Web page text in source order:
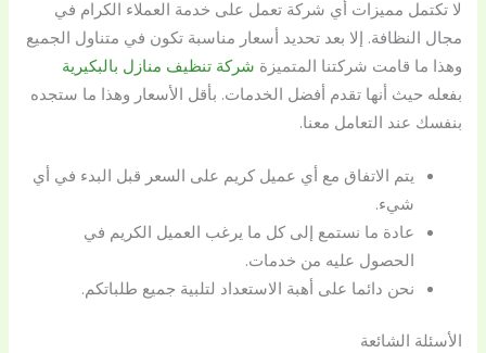
لا تكتمل مميزات أي شركة تعمل على خدمة العملاء الكرام في
مجال النظافة. إلا بعد تحديد أسعار مناسبة تكون في متناول الجميع
وهذا ما قامت شركتنا المتميزة شركة تنظيف منازل بالبكيرية
بفعله حيث أنها تقدم أفضل الخدمات. بأقل الأسعار وهذا ما ستجده
بنفسك عند التعامل معنا.
يتم الاتفاق مع أي عميل كريم على السعر قبل البدء في أي
شيء.
عادة ما نستمع إلى كل ما يرغب العميل الكريم في
الحصول عليه من خدمات.
نحن دائما على أهبة الاستعداد لتلبية جميع طلباتكم.
الأسئلة الشائعة